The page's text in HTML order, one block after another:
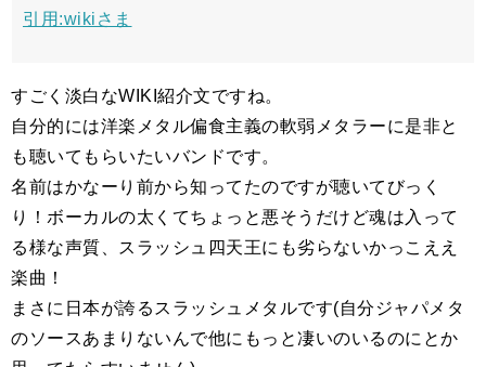
引用:wikiさま
すごく淡白なWIKI紹介文ですね。
自分的には洋楽メタル偏食主義の軟弱メタラーに是非と
も聴いてもらいたいバンドです。
名前はかなーり前から知ってたのですが聴いてびっく
り！ボーカルの太くてちょっと悪そうだけど魂は入って
る様な声質、スラッシュ四天王にも劣らないかっこええ
楽曲！
まさに日本が誇るスラッシュメタルです(自分ジャパメタ
のソースあまりないんで他にもっと凄いのいるのにとか